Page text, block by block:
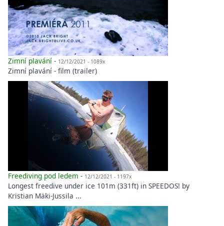
Zimní plavání - 12/12/2021 - 1089x
Zimní plavání - film (trailer)
Freediving pod ledem - 12/12/2021 - 1197x
Longest freedive under ice 101m (331ft) in SPEEDOS! by
Kristian Mäki-Jussila ...